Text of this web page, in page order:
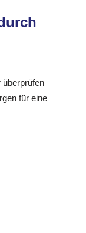
überprüfen
für eine